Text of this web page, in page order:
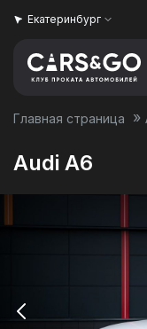
Екатеринбург
Главная страница »
Audi A6